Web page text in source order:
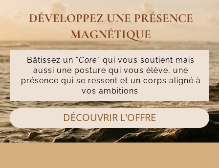
DÉVELOPPEZ UNE PRÉSENCE
MAGNÉTIQUE
Bâtissez un "Core" qui vous soutient mais
aussi une posture qui vous élève, une
présence qui se ressent et un corps aligné à
vos ambitions.
DÉCOUVRIR L'OFFRE